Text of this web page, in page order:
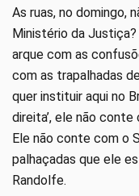
As ruas, no domingo,
Ministério da
arque com as
com as trapalhadas
quer instituir aqui no
direita’, ele não
Ele não conte com o
palhaçadas que ele
Randolfe.